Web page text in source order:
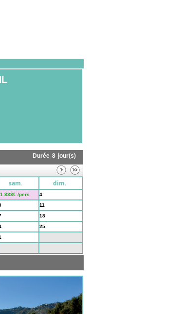
Durée 8 jour(s)
sam. dim.
1 833€ /pers
4
11
18
25